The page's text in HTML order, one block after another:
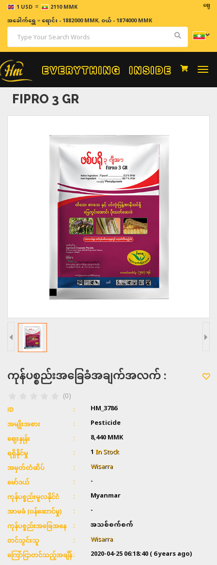
1 USD = 2110 MMK ဈေးနှုန်း
အခေါက်ရွှေ=ရောင်း - 1882000 MMK, ဝယ် - 1874000 MMK
FIPRO 3 GR
ကုန်ပစ္စည်းအခြေခံအချက်အလက် :
(0)
ID HM_3786
အမျိုးအစား Pesticide
ဈေးနှုန်း 8,440 MMK
ရရှိနိုင်မှု 1In Stock
အမှတ်တံဆိပ် Wisarra
မော်ဒယ် -
ကုန်ပစ္စည်းမူလနိုင်ငံ Myanmar
အာမခံ (ဝန်ဆောင်မှု) -
ကုန်ပစ္စည်းအခြေအနေ အသစ်စက်စက်
တင်သွင်းသူ Wisarra
ကြော်ငြာတင်သည့်အချိန် 2020-04-25 06:18:40( 6 years ago)